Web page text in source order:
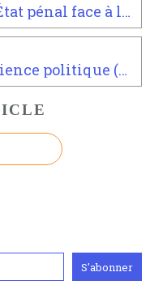
DE LAGASNERIE / Juger. L'État pénal face à la sociologie (2016)
DE LAGASNERIE / La Conscience politique (2019)